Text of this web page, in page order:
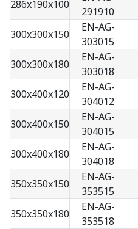
286x190x100
291910
300x300x150
EN-AG-
303015
300x300x180
EN-AG-
303018
300x400x120
EN-AG-
304012
300x400x150
EN-AG-
304015
300x400x180
EN-AG-
304018
350x350x150
EN-AG-
353515
350x350x180
EN-AG-
353518